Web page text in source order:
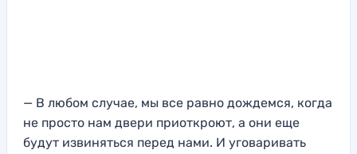
— В любом случае, мы все равно дождемся, когда
не просто нам двери приоткроют, а они еще
будут извиняться перед нами. И уговаривать